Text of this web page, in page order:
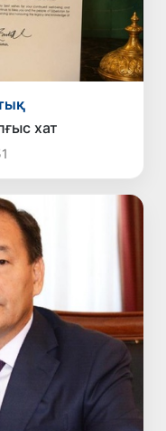
хат